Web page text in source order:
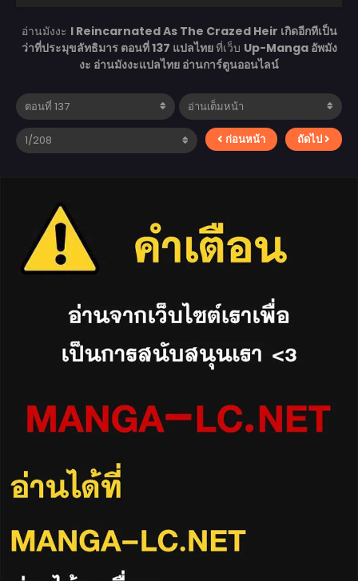
อ่านมังงะ I Reincarnated As The Crazed Heir เกิดอีกทีเป็น
ว่าที่ประมุขลัทธิมาร ตอนที่ 137 แปลไทยที่เว็บ Up-Manga อัพมัง
งะ อ่านมังงะแปลไทย อ่านการ์ตูนออนไลน์
ก่อนหน้า ถัดไป